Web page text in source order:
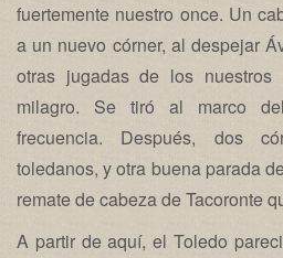
fuertemente nuestro once. Un
a un nuevo córner, al despejar
otras jugadas de los
milagro. Se tiró al marco
frecuencia. Después, dos
toledanos, y otra buena parada
remate de cabeza de Tacoronte
A partir de aquí, el Toledo